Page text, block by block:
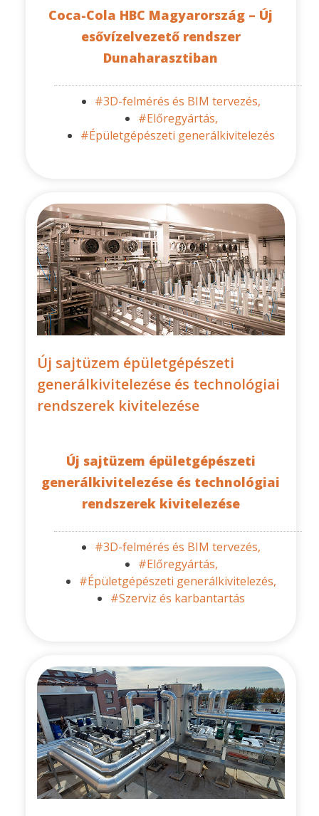
Coca-Cola HBC Magyarország – Új
esővízelvezető rendszer
Dunaharasztiban
#3D-felmérés és BIM tervezés,
#Előregyártás,
#Épületgépészeti generálkivitelezés
Új sajtüzem épületgépészeti
generálkivitelezése és technológiai
rendszerek kivitelezése
Új sajtüzem épületgépészeti
generálkivitelezése és technológiai
rendszerek kivitelezése
#3D-felmérés és BIM tervezés,
#Előregyártás,
#Épületgépészeti generálkivitelezés,
#Szerviz és karbantartás